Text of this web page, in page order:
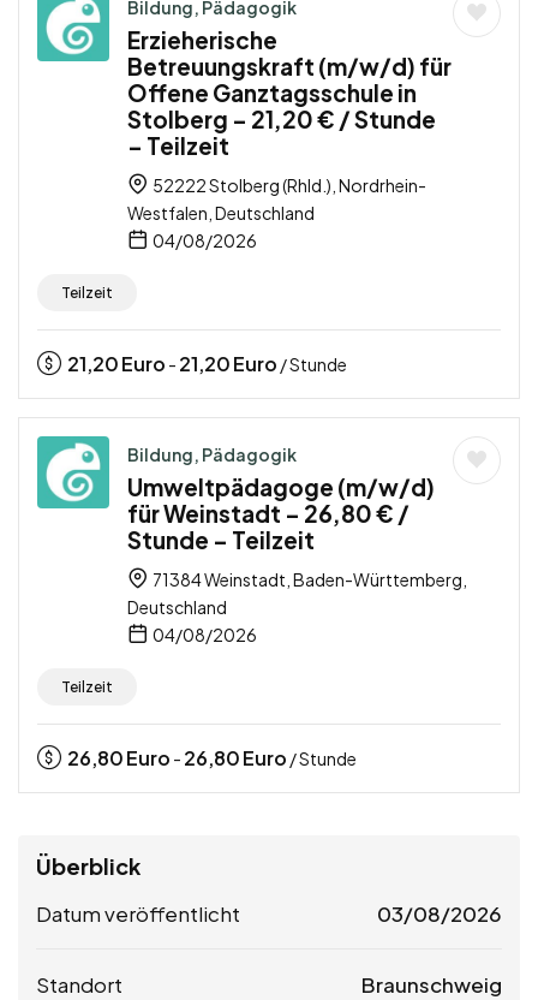
Bildung, Pädagogik
Erzieherische
Betreuungskraft (m/w/d) für
Offene Ganztagsschule in
Stolberg – 21,20 € / Stunde
– Teilzeit
52222 Stolberg (Rhld.), Nordrhein-
Westfalen, Deutschland
04/08/2026
Teilzeit
21,20Euro - 21,20Euro / Stunde
Bildung, Pädagogik
Umweltpädagoge (m/w/d)
für Weinstadt – 26,80 € /
Stunde – Teilzeit
71384 Weinstadt, Baden-Württemberg,
Deutschland
04/08/2026
Teilzeit
26,80Euro - 26,80Euro / Stunde
Überblick
Datum veröffentlicht 03/08/2026
Standort Braunschweig